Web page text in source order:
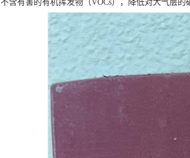
不含有害的有机挥发物（VOCs），降低对大气层